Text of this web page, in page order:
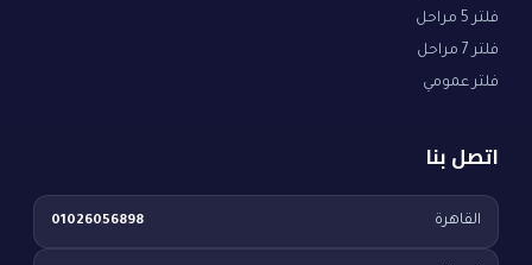
فلتر 5 مراحل
فلتر 7 مراحل
فلتر عمومي
اتصل بنا
القاهرة 01026056898